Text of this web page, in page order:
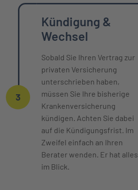
3
Kündigung &
Wechsel
Sobald Sie Ihren Vertrag zur
privaten Versicherung
unterschrieben haben,
müssen Sie Ihre bisherige
Krankenversicherung
kündigen. Achten Sie dabei
auf die Kündigungsfrist. Im
Zweifel einfach an Ihren
Berater wenden. Er hat alles
im Blick.